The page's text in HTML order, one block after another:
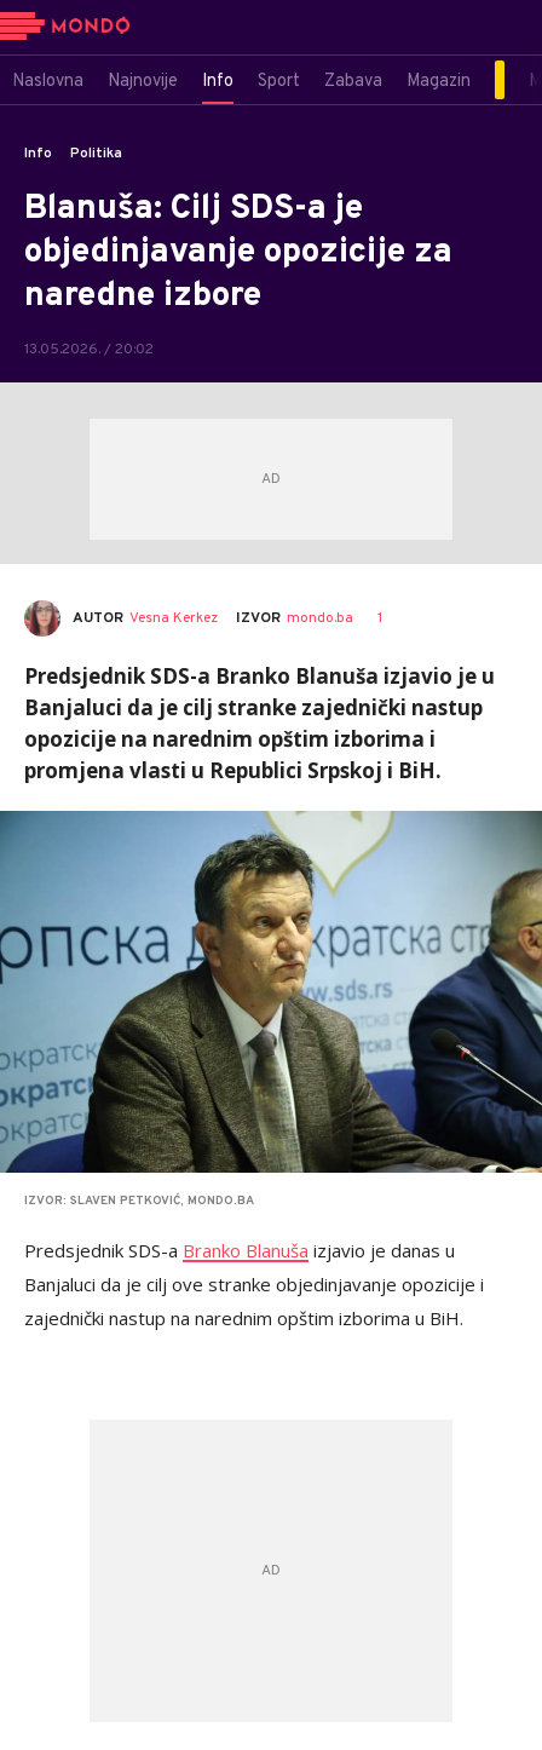
Naslovna Najnovije Info Sport Zabava Magazin
Info Politika
Blanuša: Cilj SDS-a je
objedinjavanje opozicije za
naredne izbore
13.05.2026. / 20:02
AUTOR Vesna Kerkez IZVOR mondo.ba 1
Predsjednik SDS-a Branko Blanuša izjavio je u
Banjaluci da je cilj stranke zajednički nastup
opozicije na narednim opštim izborima i
promjena vlasti u Republici Srpskoj i BiH.
IZVOR: SLAVEN PETKOVIĆ, MONDO.BA
Predsjednik SDS-a Branko Blanuša izjavio je danas u
Banjaluci da je cilj ove stranke objedinjavanje opozicije i
zajednički nastup na narednim opštim izborima u BiH.